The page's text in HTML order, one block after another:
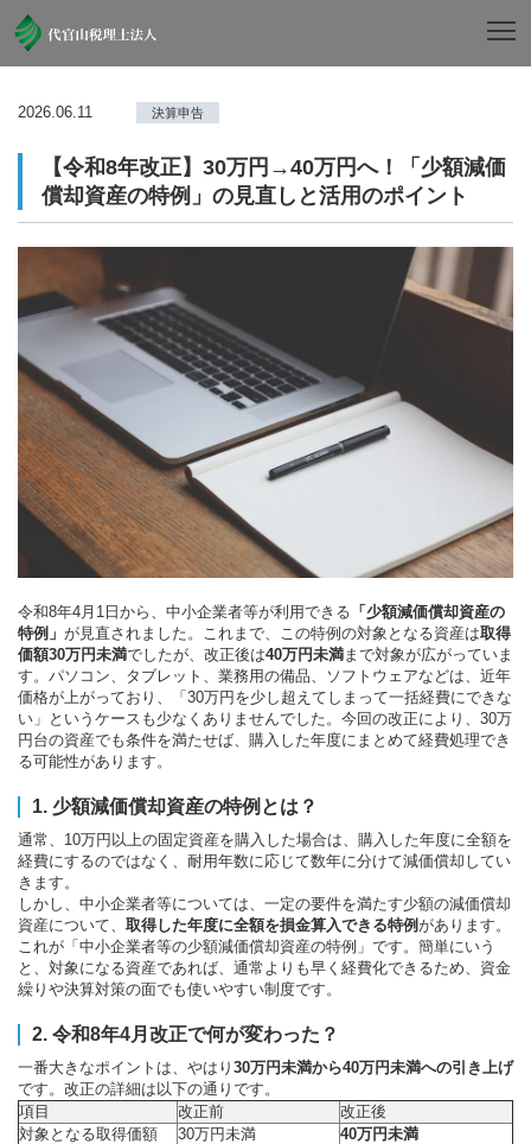
2026.06.11 決算申告
【令和8年改正】30万円→40万円へ！「少額減価
償却資産の特例」の見直しと活用のポイント
令和8年4月1日から、中小企業者等が利用できる 「少額減価償却資産の
特例」 が見直されました。これまで、この特例の対象となる資産は取得
価額30万円未満でしたが、改正後は40万円未満 まで対象が広がっていま
す。パソコン、タブレット、業務用の備品、ソフトウェアなどは、近年
価格が上がっており、「30万円を少し超えてしまって一括経費にできな
い」というケースも少なくありませんでした。今回の改正により、30万
円台の資産でも条件を満たせば、購入した年度にまとめて経費処理でき
る可能性があります。
1. 少額減価償却資産の特例とは？
通常、10万円以上の固定資産を購入した場合は、購入した年度に全額を
経費にするのではなく、耐用年数に応じて数年に分けて減価償却してい
きます。
しかし、中小企業者等については、一定の要件を満たす少額の減価償却
資産について、 取得した年度に全額を損金算入できる特例があります。
これが「中小企業者等の少額減価償却資産の特例」です。簡単にいう
と、対象になる資産であれば、通常よりも早く経費化できるため、資金
繰りや決算対策の面でも使いやすい制度です。
2. 令和8年4月改正で何が変わった？
一番大きなポイントは、やはり 30万円未満から40万円未満への引き上げ
です。改正の詳細は以下の通りです。
項目
改正前
改正後
対象となる取得価額
30万円未満
40万円未満